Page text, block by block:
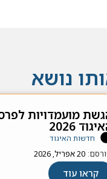
נושא
מועמדויות
2026
חדשות האיגוד
20 אפריל, 2026
קראו עוד